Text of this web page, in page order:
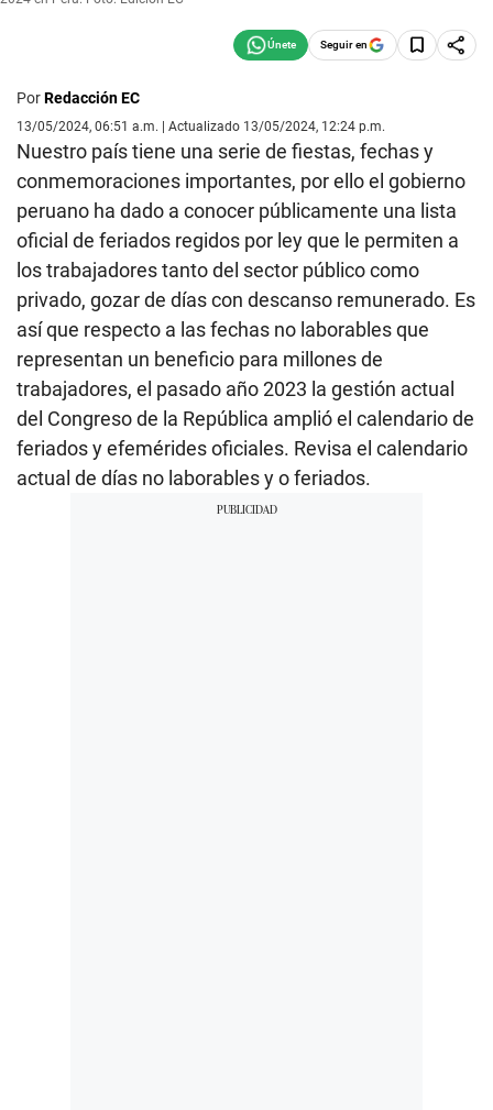
Seguir en
PorRedacción EC
13/05/2024, 06:51 a.m. | Actualizado 13/05/2024, 12:24 p.m.
Nuestro país tiene una serie de fiestas, fechas y
conmemoraciones importantes, por ello el gobierno
peruano ha dado a conocer públicamente una lista
oficial de feriados regidos por ley que le permiten a
los trabajadores tanto del sector público como
privado, gozar de días con descanso remunerado. Es
así que respecto a las fechas no laborables que
representan un beneficio para millones de
trabajadores, el pasado año 2023 la gestión actual
del Congreso de la República amplió el calendario de
feriados y efemérides oficiales. Revisa el calendario
actual de días no laborables y o feriados.